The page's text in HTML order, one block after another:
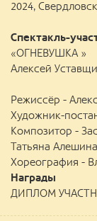
2024,
Спектакль-
«ОГНЕВУШКА »
Алексей
Режиссёр -
Художник-
Композитор -
Татьяна Алешина
Хореография -
Награды
ДИПЛОМ